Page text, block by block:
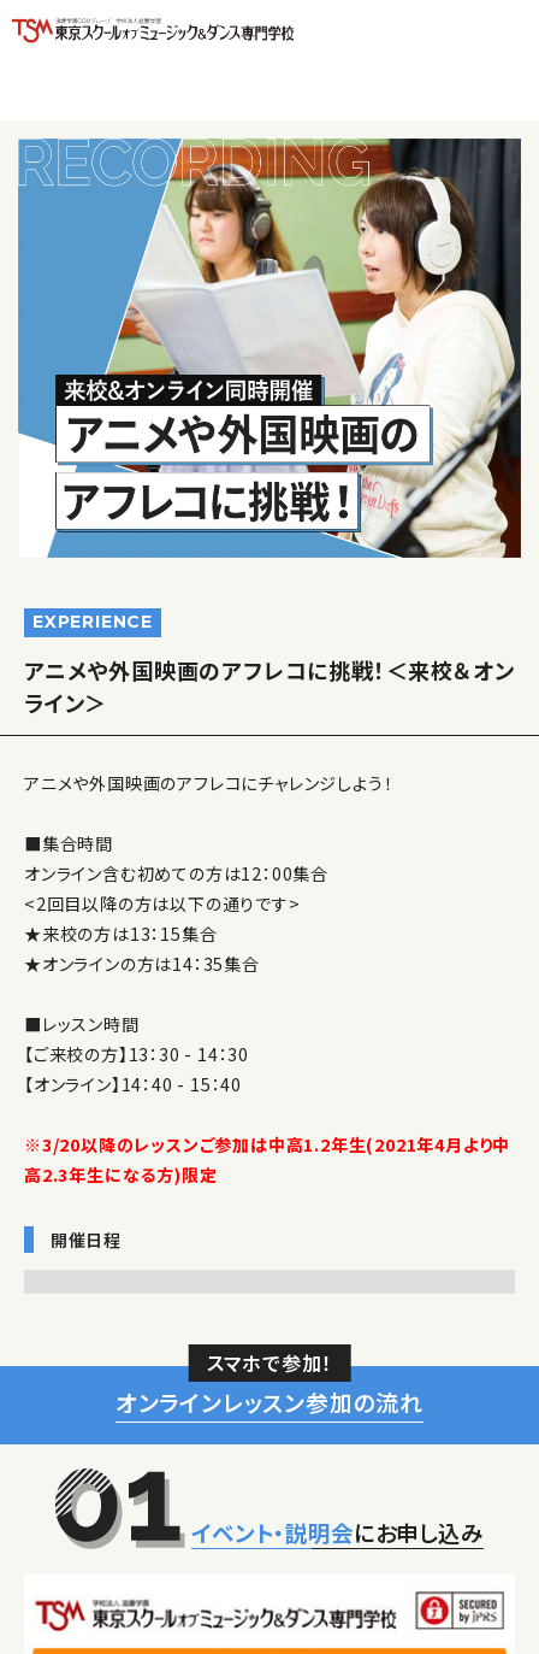
EXPERIENCE
アニメや外国映画のアフレコに挑戦！＜来校＆オン
ライン＞
アニメや外国映画のアフレコにチャレンジしよう！
■集合時間
オンライン含む初めての方は12：00集合
<2回目以降の方は以下の通りです>
★来校の方は13：15集合
★オンラインの方は14：35集合
■レッスン時間
【ご来校の方】13：30 - 14：30
【オンライン】14：40 - 15：40
※3/20以降のレッスンご参加は中高1.2年生(2021年4月より中
高2.3年生になる方)限定
開催日程
スマホで参加！
オンラインレッスン参加の流れ
イベント・説明会にお申し込み